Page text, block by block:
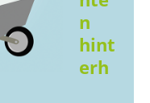
n
hint
erh